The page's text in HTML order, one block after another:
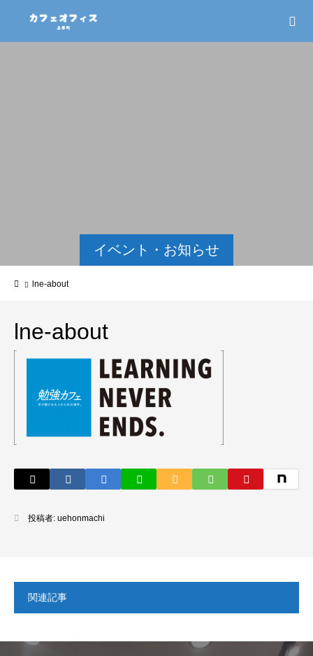
イベント・お知らせ
lne-about
lne-about
投稿者: uehonmachi
関連記事